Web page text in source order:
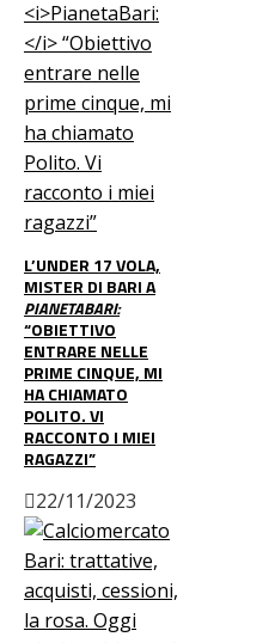
L’UNDER 17 VOLA,
MISTER DI BARI A
PIANETABARI:
“OBIETTIVO
ENTRARE NELLE
PRIME CINQUE, MI
HA CHIAMATO
POLITO. VI
RACCONTO I MIEI
RAGAZZI”
22/11/2023